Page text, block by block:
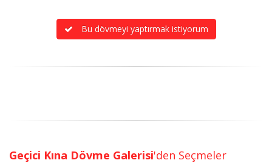
Bu dövmeyi yaptırmak istiyorum
Geçici Kına Dövme Galerisi'den Seçmeler